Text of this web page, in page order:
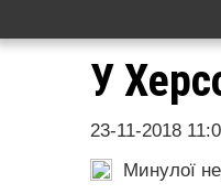
У
23-11-2018
Минулої